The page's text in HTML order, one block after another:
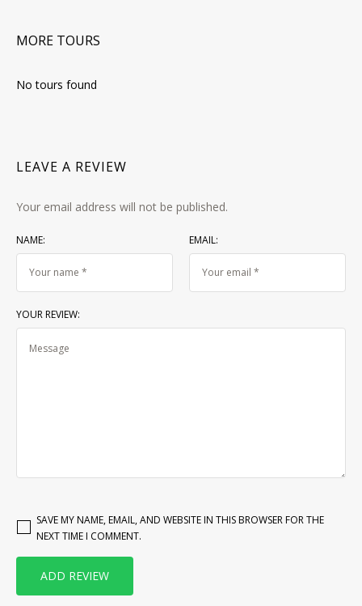
MORE TOURS
No tours found
LEAVE A REVIEW
Your email address will not be published.
NAME: EMAIL:
YOUR REVIEW:
SAVE MY NAME, EMAIL, AND WEBSITE IN THIS BROWSER FOR THE
NEXT TIME I COMMENT.